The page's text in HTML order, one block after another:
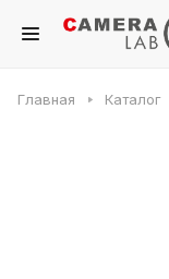
Главная Каталог